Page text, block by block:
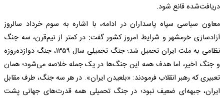
دریافت‌شده قانع شود.
معاون سیاسی سپاه پاسداران در ادامه، با اشاره به سوم خرداد سالروز
آزادسازی خرمشهر و شرایط امروز کشور گفت: در کمتر از نیم‌قرن، سه جنگ
نظامی به ملت ایران تحمیل شد؛ جنگ تحمیلی سال ۱۳۵۹، جنگ دوازده‌روزه
و جنگ اخیر، اما هدف همه این جنگ‌ها در یک جمله خلاصه می‌شود؛ همان
تعبیری که رهبر انقلاب فرمودند: «بلعیدن ایران». در هر سه جنگ، طرف مقابل
ایران، جبهه‌ای ضعیف نبود؛ در جنگ تحمیلی همه قدرت‌های جهانی پشت